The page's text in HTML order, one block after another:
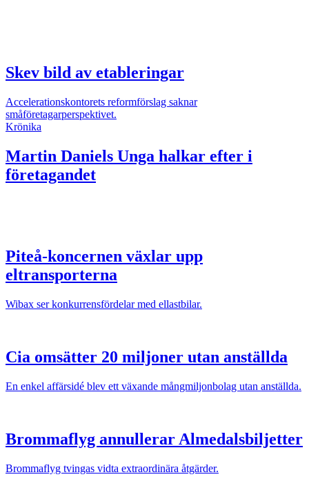
Skev bild av etableringar
Accelerationskontorets reformförslag saknar
småföretagarperspektivet.
Krönika
Martin Daniels Unga halkar efter i
företagandet
Piteå-koncernen växlar upp
eltransporterna
Wibax ser konkurrensfördelar med ellastbilar.
Cia omsätter 20 miljoner utan anställda
En enkel affärsidé blev ett växande mångmiljonbolag utan anställda.
Brommaflyg annullerar Almedalsbiljetter
Brommaflyg tvingas vidta extraordinära åtgärder.